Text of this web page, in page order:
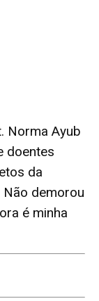
Norma Ayub
doentes
da
Não demorou
é minha